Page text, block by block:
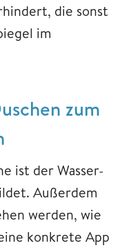
die sonst
im
zum
ist der Wasser-
Außerdem
werden, wie
konkrete App